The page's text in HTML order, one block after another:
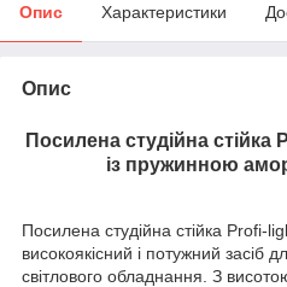
Опис Характеристики
Опис
Посилена студійна
із пружинною
Посилена студійна стійка Profi-
високоякісний і потужний засіб
світлового обладнання. З